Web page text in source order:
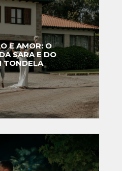
E AMOR: O
SARA E DO
TONDELA